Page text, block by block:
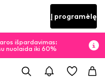
Į programėlę
išpardavimas:
nuolaida iki 60%